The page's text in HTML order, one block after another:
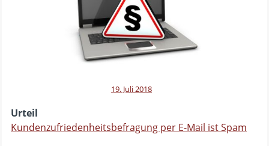
19. Juli 2018
Urteil
Kundenzufriedenheitsbefragung per E-Mail ist Spam